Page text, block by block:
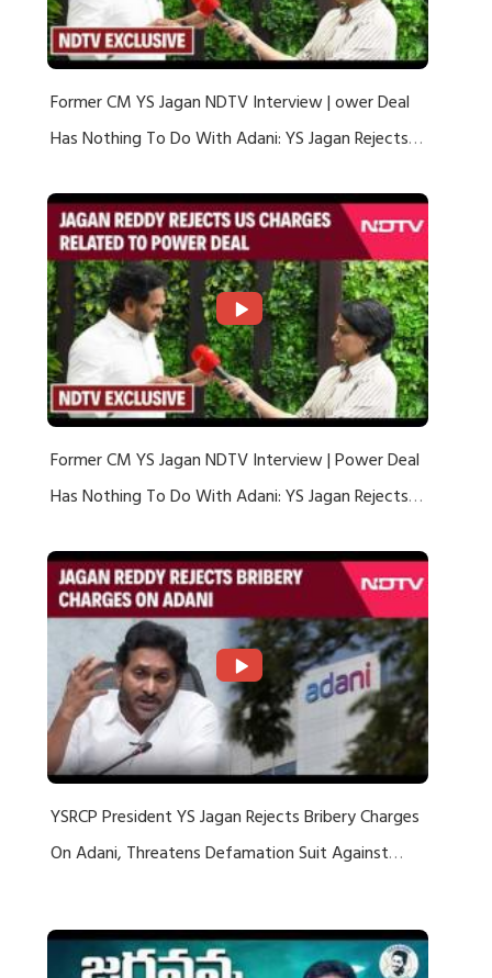
Former CM YS Jagan NDTV Interview | ower Deal
Has Nothing To Do With Adani: YS Jagan Rejects
Former CM YS Jagan NDTV Interview | Power Deal
Has Nothing To Do With Adani: YS Jagan Rejects
YSRCP President YS Jagan Rejects Bribery Charges
On Adani, Threatens Defamation Suit Against